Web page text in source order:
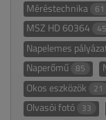
Méréstechnika 61
MSZ HD 60364 45
Napelemes
Naperőmű 85
Okos eszközök 21
Olvasói fotó 33